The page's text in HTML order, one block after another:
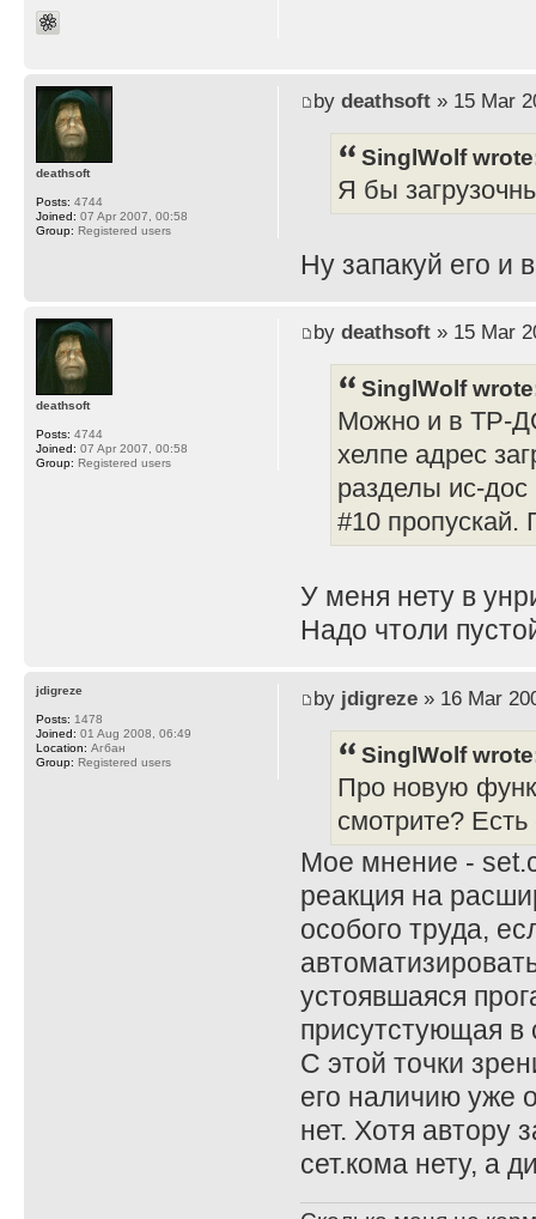
by deathsoft» 15 Mar
SinglWolf
Я бы
Ну запакуй его и
deathsoft
Posts: 4744
Joined: 07 Apr 2007, 00:58
Group: Registered users
by deathsoft» 15 Mar
SinglWolf
Можно и в ТР-
хелпе адрес
разделы ис-дос
#10 пропускай.
У меня нету в
Надо чтоли
deathsoft
Posts: 4744
Joined: 07 Apr 2007, 00:58
Group: Registered users
by jdigreze» 16 Mar
SinglWolf
Про новую
смотрите?
Мое мнение -
реакция на
особого труда,
устоявшаяся
присутстующая в
С этой точки
его наличию уже
нет. Хотя автору
сет.кома нету, а
jdigreze
Posts: 1478
Joined: 01 Aug 2008, 06:49
Location: Агбан
Group: Registered users